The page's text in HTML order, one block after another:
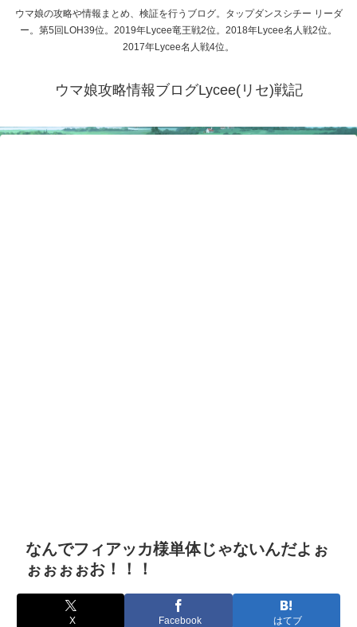
ウマ娘の攻略や情報まとめ、検証を行うブログ。タップダンスシチー リーダ
ー。第5回LOH39位。2019年Lycee竜王戦2位。2018年Lycee名人戦2位。
2017年Lycee名人戦4位。
ウマ娘攻略情報ブログLycee(リセ)戦記
なんでフィアッカ様単体じゃないんだよぉ
ぉぉぉぉお！！！
X Facebook はてブ